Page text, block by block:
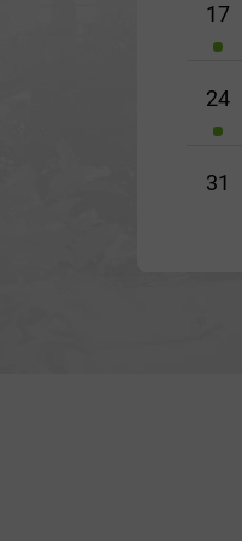
17
24
31